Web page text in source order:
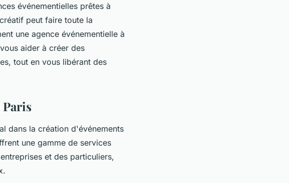
événementielles prêtes à
peut faire toute la
une agence événementielle à
aider à créer des
tout en vous libérant des
Paris
dans la création d'événements
une gamme de services
et des particuliers,